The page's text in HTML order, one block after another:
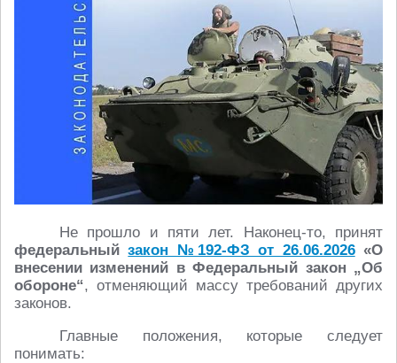
Не прошло и пяти лет. Наконец-то, принят
федеральныйзакон №192-ФЗ от 26.06.2026«О
внесении изменений в Федеральный закон „Об
обороне“, отменяющий массу требований других
законов.
Главные положения, которые следует
понимать: